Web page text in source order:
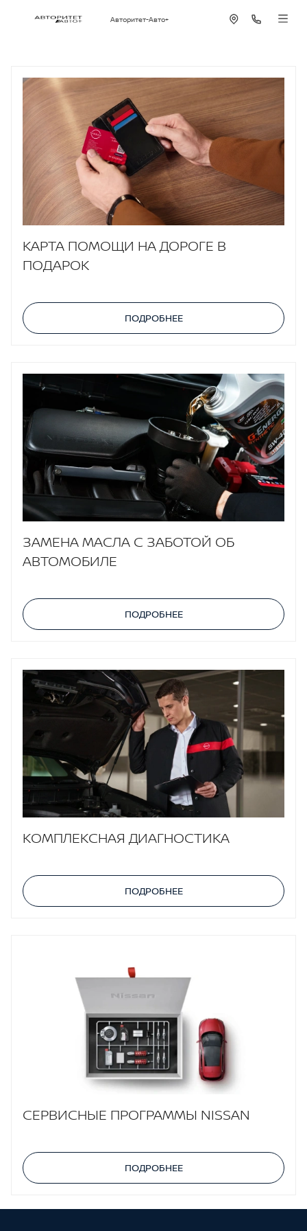
Авторитет-Авто+
КАРТА ПОМОЩИ НА ДОРОГЕ В
ПОДАРОК
ПОДРОБНЕЕ
ЗАМЕНА МАСЛА С ЗАБОТОЙ ОБ
АВТОМОБИЛЕ
ПОДРОБНЕЕ
КОМПЛЕКСНАЯ ДИАГНОСТИКА
ПОДРОБНЕЕ
СЕРВИСНЫЕ ПРОГРАММЫ NISSAN
ПОДРОБНЕЕ